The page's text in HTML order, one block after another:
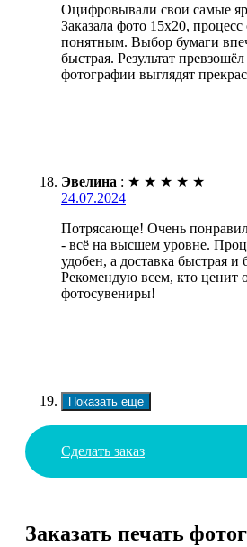
Оцифровывали свои самые
Заказала фото 15х20, процесс
понятным. Выбор бумаги
быстрая. Результат
фотографии выглядят
Эвелина : ★ ★ ★ ★ ★
24.07.2024
Потрясающе! Очень
- всё на высшем уровне.
удобен, а доставка быстрая и
Рекомендую всем, кто ценит
фотосувениры!
Показать еще
Сделать заказ
Заказать печать